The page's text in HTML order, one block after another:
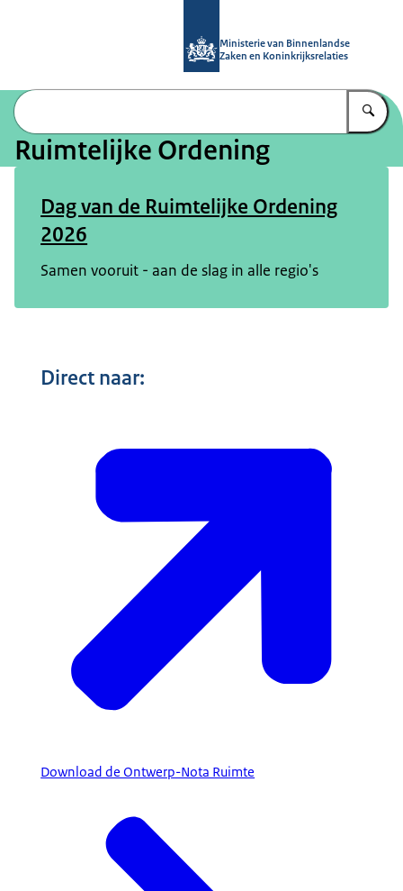
Ministerie van Binnenlandse
Zaken en Koninkrijksrelaties
Ruimtelijke Ordening
Dag van de Ruimtelijke Ordening
2026
Samen vooruit - aan de slag in alle regio's
Direct naar:
Download de Ontwerp-Nota Ruimte